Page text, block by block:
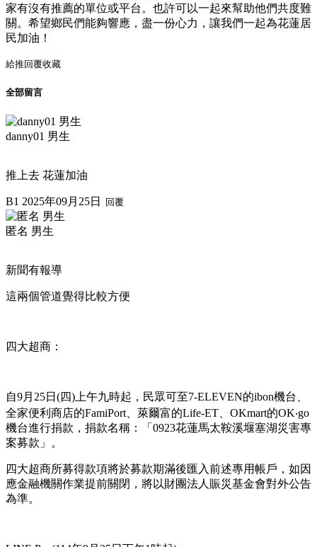
家有沒有推薦的單位或平台。也許可以一起來幫助他們共度難
關。希望鄉民們能夠響應，盡一份心力，讓我們一起為花蓮居
民加油！
給推回覆收藏
全部留言
danny01 男生
推上去 花蓮加油
B1 2025年09月25日 回覆
匿名 男生
新聞有報導
這兩個管道覺得比較方便
四大超商：
自9月25日(四)上午九時起，民眾可至7-ELEVEN的ibon機台、
全家便利商店的FamiPort、萊爾富的Life-ET、OKmart的OK‧go
機台進行捐款，捐款名稱：「0923花蓮馬太鞍溪堰塞湖災害專
案募款」。
四大超商所募得款項將於募款期滿後匯入前述專用帳戶，如因
應金融機關作業提前關閉，將以財團法人賑災基金會對外公告
為準。